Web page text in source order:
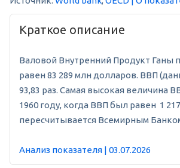
Краткое описание
Валовой Внутренний Продукт Ганы
равен 83 289 млн долларов. ВВП
93,83 раз. Самая высокая величина
1960 году, когда ВВП был равен 1
пересчитывается Всемирным
Анализ показателя | 03.07.2026